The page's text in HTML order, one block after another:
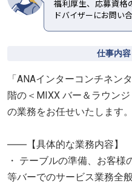
福利厚生、応募資格
ドバイザーにお問い
仕事内容
「ANAインターコンチネン
階の＜MIXX バー＆ラウン
の業務をお任せいたします。
――【具体的な業務内容】
・ テーブルの準備、お客様
等バーでのサービス業務全